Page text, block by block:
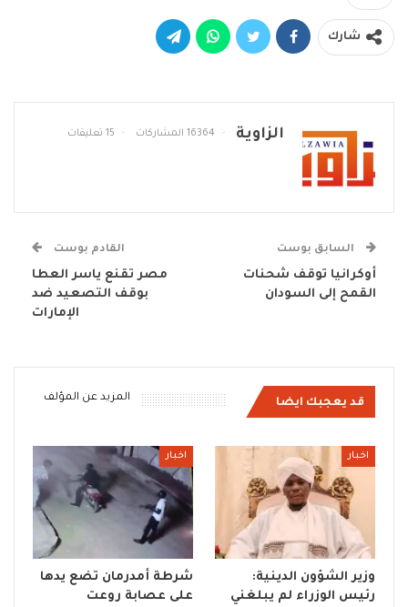
شارك
الزاوية 16364 المشاركات 15 تعليقات
السابق بوست
أوكرانيا توقف شحنات
القمح إلى السودان
القادم بوست
مصر تقنع ياسر العطا
بوقف التصعيد ضد
الإمارات
قد يعجبك ايضا المزيد عن المؤلف
اخبار
وزير الشؤون الدينية:
رئيس الوزراء لم يبلغني
اخبار
شرطة أمدرمان تضع يدها
على عصابة روعت